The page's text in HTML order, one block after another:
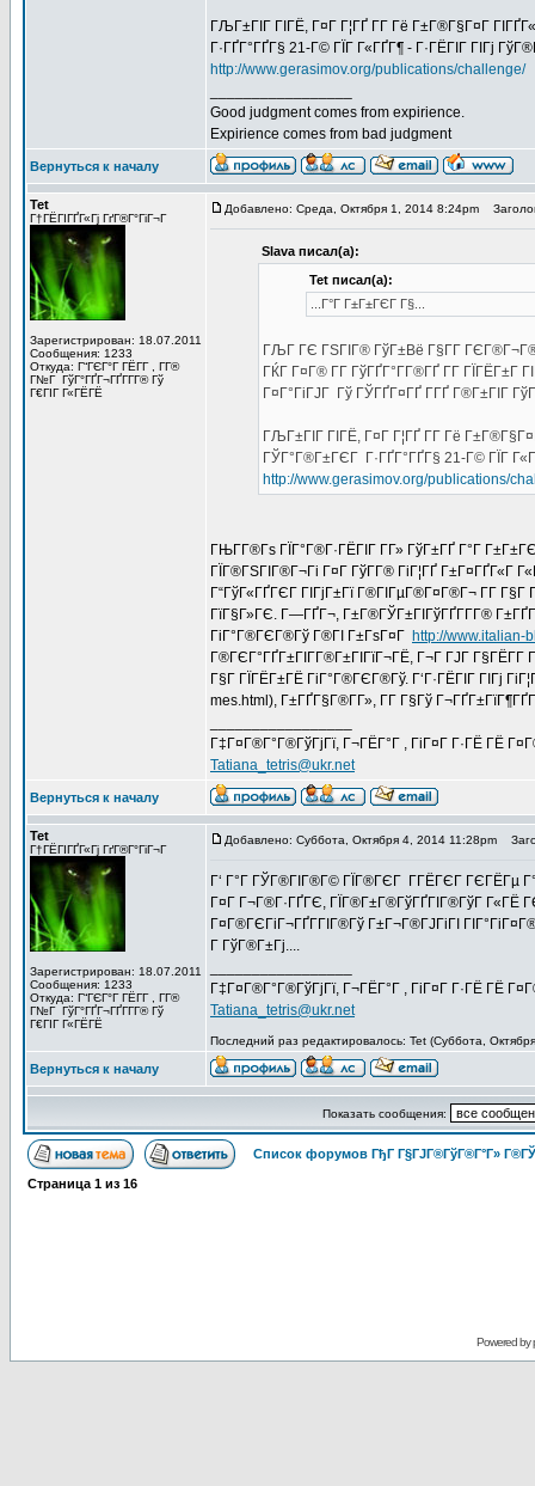
ГЉГ±ГІГ ГІГЁ, Г¤Г Г¦ГҐ Г­Г Гё Г±Г®Г§Г¤Г
Г·ГҐГ°ГҐГ§ 21-Г© ГЇГ Г«ГҐГ¶ - Г·ГЁГІГ ГІГј
http://www.gerasimov.org/publications/challenge/
Good judgment comes from expirience.
Expirience comes from bad judgment
Вернуться к началу
Tet
Г†ГЁГІГҐГ«Гј ГґГ®Г°ГіГ¬Г
Зарегистрирован: 18.07.2011
Сообщения: 1233
Откуда: Г“ГЄГ°Г ГЁГ­Г , Г­Г®
Г№Г ГўГ°ГҐГ¬ГҐГ­Г­Г® Гў
Г€ГІГ Г«ГЁГЁ
Добавлено: Среда, Октября 1, 2014 8:24pm
Slava писал(а):
Tet писал(а):
...Г°Г Г±Г±ГЄГ Г§...
ГЉГ ГЄ ГЅГІГ® ГўГ±Вё Г§Г­Г
ГЌГ Г¤Г® Г­Г ГўГҐГ°Г­Г®ГҐ Г­Г ГЇГЁГ±Г
Г¤Г°ГіГЈГ Гў ГЎГҐГ¤ГҐ Г­ГҐ Г®Г±ГІГ
ГЉГ±ГІГ ГІГЁ, Г¤Г Г¦ГҐ Г­Г Гё
ГЎГ°Г®Г±ГЄГ Г·ГҐГ°ГҐГ§ 21-Г© ГЇГ
http://www.gerasimov.org/publications/
ГЊГ­Г®Гѕ ГЇГ°Г®Г·ГЁГІГ Г­Г» ГўГ±ГҐ Г°Г
ГЇГ®ГЅГІГ®Г¬Гі Г¤Г ГўГ­Г® ГіГ¦ГҐ
Г“ГўГ«ГҐГЄГ ГІГјГ±Гї Г®ГІГµГ®Г¤Г®Г¬ Г­Г Г§Г
ГїГ§Г»ГЄ. Г—ГҐГ¬, Г±Г®ГЎГ±ГІГўГҐГ­Г­Г®
ГіГ°Г®ГЄГ®Гў Г®ГІ Г±ГѕГ¤Г http://www.italian-
Г®ГЄГ°ГҐГ±ГІГ­Г®Г±ГІГїГ¬ГЁ, Г¬Г ГЈГ Г§ГЁГ­Г
Г§Г ГЇГЁГ±ГЁ ГіГ°Г®ГЄГ®Гў. Г‘Г·ГЁГІГ ГІГј
mes.html), Г±ГҐГ§Г®Г­Г», Г­Г Г§Гў
Г‡Г¤Г®Г°Г®ГўГјГї, Г¬ГЁГ°Г , ГіГ¤Г Г·ГЁ ГЁ
Tatiana_tetris@ukr.net
Вернуться к началу
Tet
Г†ГЁГІГҐГ«Гј ГґГ®Г°ГіГ¬Г
Зарегистрирован: 18.07.2011
Сообщения: 1233
Откуда: Г“ГЄГ°Г ГЁГ­Г , Г­Г®
Г№Г ГўГ°ГҐГ¬ГҐГ­Г­Г® Гў
Г€ГІГ Г«ГЁГЁ
Добавлено: Суббота, Октября 4, 2014 11:28pm
Г‘ Г°Г ГЎГ®ГІГ®Г© ГЇГ®ГЄГ Г­ГЁГЄГ ГЄГЁГµ
Г¤Г Г¬Г®Г·ГҐГЄ, ГЇГ®Г±Г®ГўГҐГІГ®ГўГ Г«ГЁ
Г¤Г®ГЄГіГ¬ГҐГ­ГІГ®Гў Г±Г¬Г®ГЈГіГІ
Г ГўГ®Г±Гј....
Г‡Г¤Г®Г°Г®ГўГјГї, Г¬ГЁГ°Г , ГіГ¤Г Г·ГЁ ГЁ
Tatiana_tetris@ukr.net
Последний раз редактировалось: Tet (Суббота,
Вернуться к началу
Показать сообщения:
Список форумов ГђГ Г§ГЈГ®ГўГ®Г°Г»
Страница 1 из 16
Powered by